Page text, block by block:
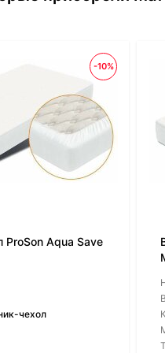
-10%
ProSon Aqua Save
чехол